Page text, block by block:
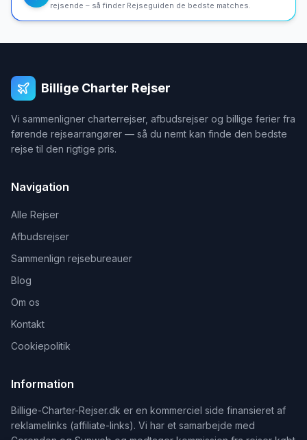
rejsende – så finder Rejseguiden de bedste matches.
Billige Charter Rejser
Vi sammenligner charterrejser, afbudsrejser og billige ferier fra
førende rejsearrangører — så du nemt kan finde den bedste
rejse til den rigtige pris.
Navigation
Alle Rejser
Afbudsrejser
Sammenlign rejsebureauer
Blog
Om os
Kontakt
Cookiepolitik
Information
Billige-Charter-Rejser.dk er en kommerciel side finansieret af
reklamelinks (affiliate-links). Vi har et samarbejde med